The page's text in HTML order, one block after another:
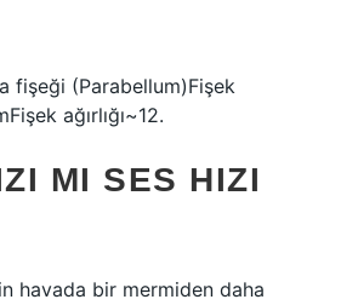
fişeği (Parabellum)Fişek
ağırlığı~12.
MI SES HIZI
havada bir mermiden daha